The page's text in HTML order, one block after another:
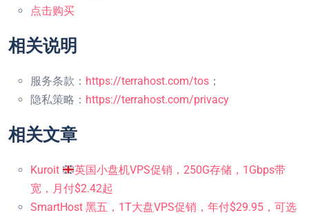
点击购买
相关说明
服务条款： https://terrahost.com/tos ；
隐私策略： https://terrahost.com/privacy
相关文章
Kuroit
英国小盘机VPS促销，250G存储，1Gbps带
宽，月付$2.42起
SmartHost 黑五，1T大盘VPS促销，年付$29.95，可选